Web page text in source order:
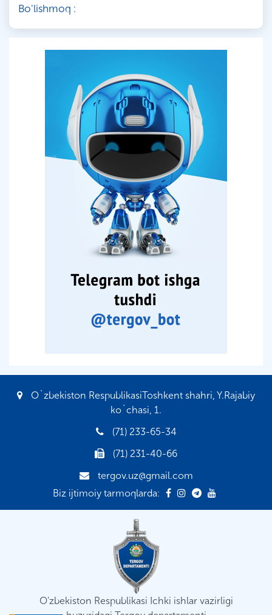
Bo'lishmoq :
O`zbekiston RespublikasiToshkent shahri, Y.Rajabiy
ko`chasi, 1.
(71) 233-65-34
(71) 231-40-66
tergov.uz@gmail.com
Biz ijtimoiy tarmoqlarda:
O'zbekiston Respublikasi Ichki ishlar vazirligi